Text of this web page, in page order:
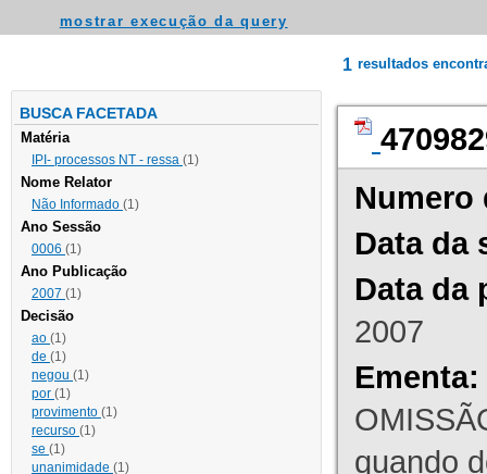
mostrar execução da query
BUSCA FACETADA
Matéria
IPI- processos NT - ressa (1)
Nome Relator
Não Informado (1)
Ano Sessão
0006 (1)
Ano Publicação
2007 (1)
Decisão
ao (1)
de (1)
negou (1)
por (1)
provimento (1)
recurso (1)
se (1)
unanimidade (1)
1 resultados
Numero
Data da
Data da
2007
Ementa:
quando